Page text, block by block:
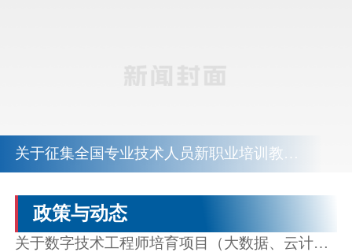
关于征集全国专业技术人员新职业培训教程编审专家...
政策与动态
关于数字技术工程师培育项目（大数据、云计算、物联网...